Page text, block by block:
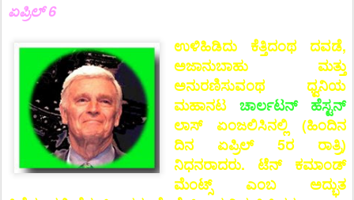
ಏಪ್ರಿಲ್ 6
ಉಳಿಹಿಡಿದು ಕೆತ್ತಿದಂಥ ದವಡೆ,
ಅಜಾನುಬಾಹು ಮತ್ತು
ಅನುರಣಿಸುವಂಥ ಧ್ವನಿಯ
ಮಹಾನಟ ಚಾರ್ಲಟನ್ ಹೆಸ್ಟನ್
ಲಾಸ್ ಏಂಜಲಿಸಿನಲ್ಲಿ (ಹಿಂದಿನ
ದಿನ ಏಪ್ರಿಲ್ 5ರ ರಾತ್ರಿ)
ನಿಧನರಾದರು. ಟೆನ್ ಕಮಾಂಡ್
ಮೆಂಟ್ಸ್ ಎಂಬ ಅದ್ಭುತ